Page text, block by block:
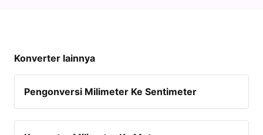
Konverter lainnya
Pengonversi Milimeter Ke Sentimeter